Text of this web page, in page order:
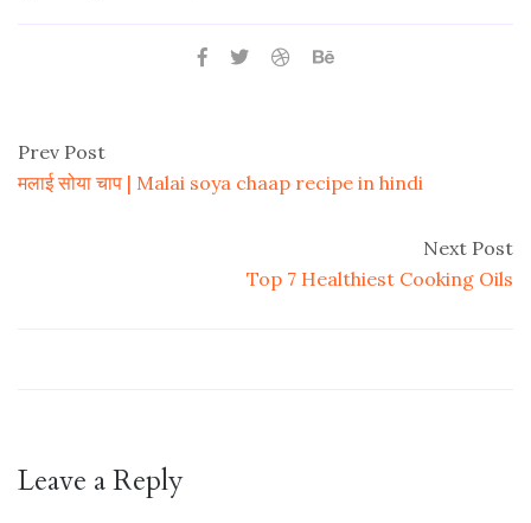
Prev Post
मलाई सोया चाप | Malai soya chaap recipe in hindi
Next Post
Top 7 Healthiest Cooking Oils
Leave a Reply